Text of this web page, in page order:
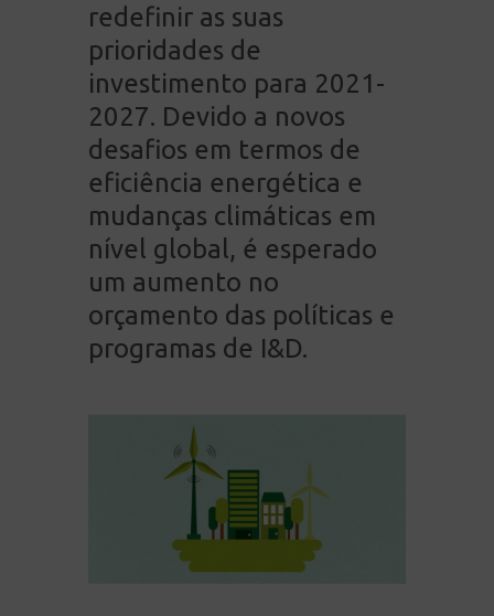
redefinir as suas
prioridades de
investimento para 2021-
2027. Devido a novos
desafios em termos de
eficiência energética e
mudanças climáticas em
nível global, é esperado
um aumento no
orçamento das políticas e
programas de I&D.